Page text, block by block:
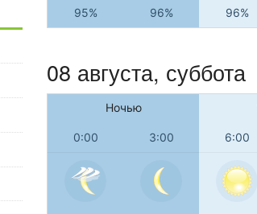
95% 96% 96%
08 августа, суббота
Ночью
0:00 3:00 6:00